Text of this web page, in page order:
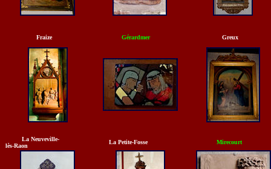
Fraize Gérardmer Greux
La Neuveville-
lès-Raon
La Petite-Fosse Mirecourt